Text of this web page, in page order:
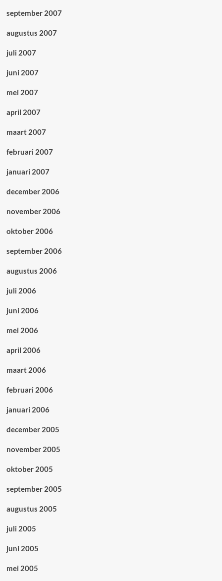
september 2007
augustus 2007
juli 2007
juni 2007
mei 2007
april 2007
maart 2007
februari 2007
januari 2007
december 2006
november 2006
oktober 2006
september 2006
augustus 2006
juli 2006
juni 2006
mei 2006
april 2006
maart 2006
februari 2006
januari 2006
december 2005
november 2005
oktober 2005
september 2005
augustus 2005
juli 2005
juni 2005
mei 2005